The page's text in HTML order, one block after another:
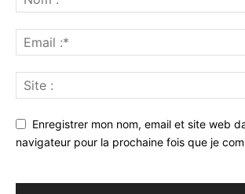
Enregistrer mon nom, email et site web
navigateur pour la prochaine fois que je